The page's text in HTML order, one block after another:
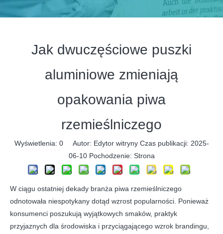
Jak dwuczęściowe puszki
aluminiowe zmieniają
opakowania piwa
rzemieślniczego
Wyświetlenia: 0Autor: Edytor witryny Czas publikacji: 2025-
06-10 Pochodzenie: Strona
W ciągu ostatniej dekady branża piwa rzemieślniczego
odnotowała niespotykany dotąd wzrost popularności. Ponieważ
konsumenci poszukują wyjątkowych smaków, praktyk
przyjaznych dla środowiska i przyciągającego wzrok brandingu,